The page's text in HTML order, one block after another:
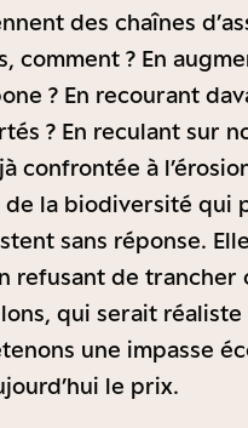
des chaînes
comment ? En
? En recourant
? En reculant sur
confrontée à
la biodiversité qui
sans réponse.
refusant de
qui serait
une impasse
le prix.